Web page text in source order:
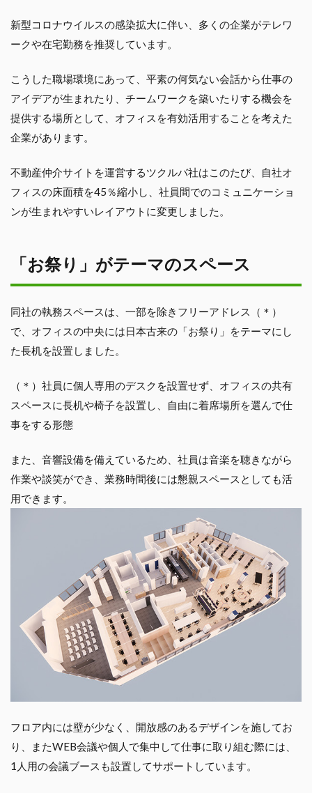
新型コロナウイルスの感染拡大に伴い、多くの企業がテレワ
ークや在宅勤務を推奨しています。
こうした職場環境にあって、平素の何気ない会話から仕事の
アイデアが生まれたり、チームワークを築いたりする機会を
提供する場所として、オフィスを有効活用することを考えた
企業があります。
不動産仲介サイトを運営するツクルバ社はこのたび、自社オ
フィスの床面積を45％縮小し、社員間でのコミュニケーショ
ンが生まれやすいレイアウトに変更しました。
「お祭り」がテーマのスペース
同社の執務スペースは、一部を除きフリーアドレス（＊）
で、オフィスの中央には日本古来の「お祭り」をテーマにし
た長机を設置しました。
（＊）社員に個人専用のデスクを設置せず、オフィスの共有
スペースに長机や椅子を設置し、自由に着席場所を選んで仕
事をする形態
また、音響設備を備えているため、社員は音楽を聴きながら
作業や談笑ができ、業務時間後には懇親スペースとしても活
用できます。
フロア内には壁が少なく、開放感のあるデザインを施してお
り、またWEB会議や個人で集中して仕事に取り組む際には、
1人用の会議ブースも設置してサポートしています。